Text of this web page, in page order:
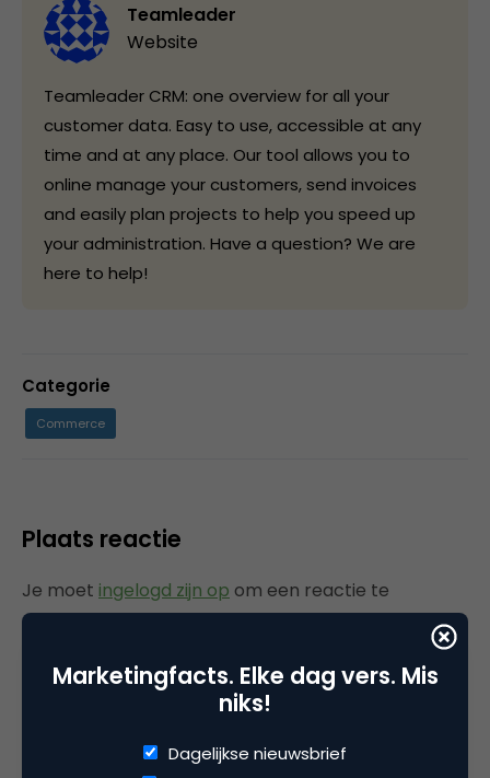
Teamleader
Website
Teamleader CRM: one overview for all your
customer data. Easy to use, accessible at any
time and at any place. Our tool allows you to
online manage your customers, send invoices
and easily plan projects to help you speed up
your administration. Have a question? We are
here to help!
Categorie
Commerce
Plaats reactie
Je moet ingelogd zijn op om een reactie te
plaatsen.
Gerelateerde artikelen
Marketingfacts. Elke dag vers. Mis
niks!
Dagelijkse nieuwsbrief